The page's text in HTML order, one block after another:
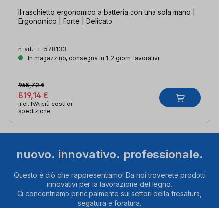
Il raschietto ergonomico a batteria con una sola mano |
Ergonomico | Forte | Delicato
n. art.: F-578133
In magazzino, consegna in 1-2 giorni lavorativi
819,14 €
965,72 €
incl. IVA più costi di
spedizione
nuovo. innovativo. professionale.
Questo è ciò che rappresentiamo! Da noi troverete prodotti
innovativi per la lavorazione del legno.
Ci concentriamo principalmente sui settori della fresatura,
segatura e foratura.